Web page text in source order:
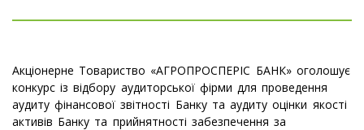
Акціонерне Товариство «АГРОПРОСПЕРІС БАНК» оголошує
конкурс із відбору аудиторської фірми для проведення
аудиту фінансової звітності Банку та аудиту оцінки якості
активів Банку та прийнятності забезпечення за